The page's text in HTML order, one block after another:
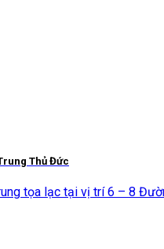
Thủ Đức
tọa lạc tại vị trí 6 – 8